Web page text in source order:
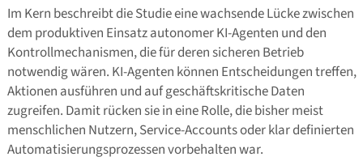
Im Kern beschreibt die Studie eine wachsende Lücke zwischen
dem produktiven Einsatz autonomer KI-Agenten und den
Kontrollmechanismen, die für deren sicheren Betrieb
notwendig wären. KI-Agenten können Entscheidungen treffen,
Aktionen ausführen und auf geschäftskritische Daten
zugreifen. Damit rücken sie in eine Rolle, die bisher meist
menschlichen Nutzern, Service-Accounts oder klar definierten
Automatisierungsprozessen vorbehalten war.